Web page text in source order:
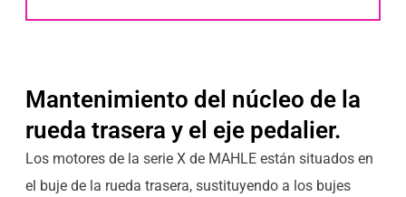
Mantenimiento del núcleo de la
rueda trasera y el eje pedalier.
Los motores de la serie X de MAHLE están situados en
el buje de la rueda trasera, sustituyendo a los bujes